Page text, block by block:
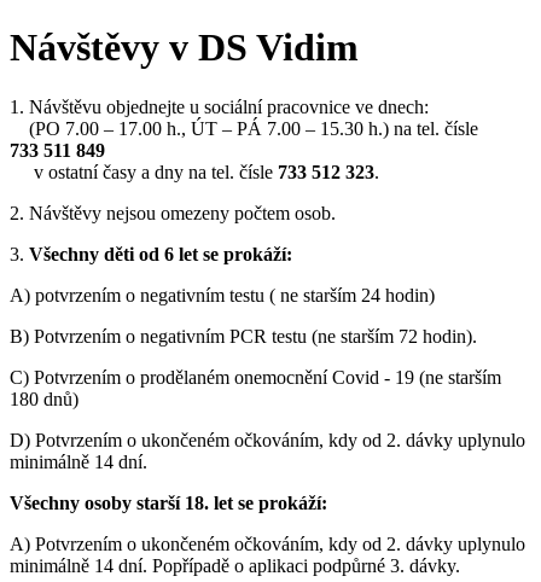
Návštěvy v DS Vidim
1. Návštěvu objednejte u sociální pracovnice ve dnech:
(PO 7.00 – 17.00 h., ÚT – PÁ 7.00 – 15.30 h.) na tel. čísle
733 511 849
v ostatní časy a dny na tel. čísle 733 512 323.
2. Návštěvy nejsou omezeny počtem osob.
3. Všechny děti od 6 let se prokáží:
A) potvrzením o negativním testu ( ne starším 24 hodin)
B) Potvrzením o negativním PCR testu (ne starším 72 hodin).
C) Potvrzením o prodělaném onemocnění Covid - 19 (ne starším
180 dnů)
D) Potvrzením o ukončeném očkováním, kdy od 2. dávky uplynulo
minimálně 14 dní.
Všechny osoby starší 18. let se prokáží:
A) Potvrzením o ukončeném očkováním, kdy od 2. dávky uplynulo
minimálně 14 dní. Popřípadě o aplikaci podpůrné 3. dávky.